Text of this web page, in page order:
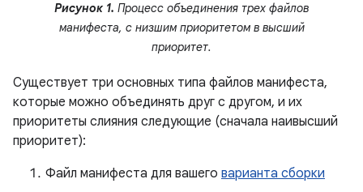
Рисунок 1. Процесс объединения трех файлов
манифеста, с низшим приоритетом в высший
приоритет.
Существует три основных типа файлов манифеста,
которые можно объединять друг с другом, и их
приоритеты слияния следующие (сначала наивысший
приоритет):
Файл манифеста для вашего варианта сборки